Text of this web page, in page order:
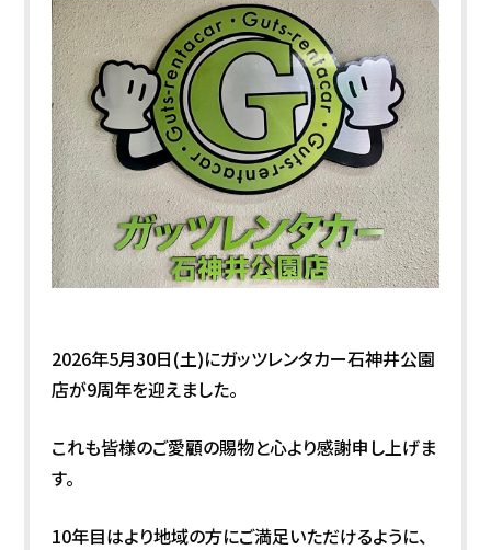
2026年5月30日(土)にガッツレンタカー石神井公園
店が9周年を迎えました。
これも皆様のご愛顧の賜物と心より感謝申し上げま
す。
10年目はより地域の方にご満足いただけるように、